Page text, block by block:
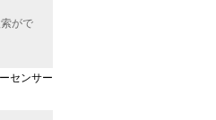
がで
センサー